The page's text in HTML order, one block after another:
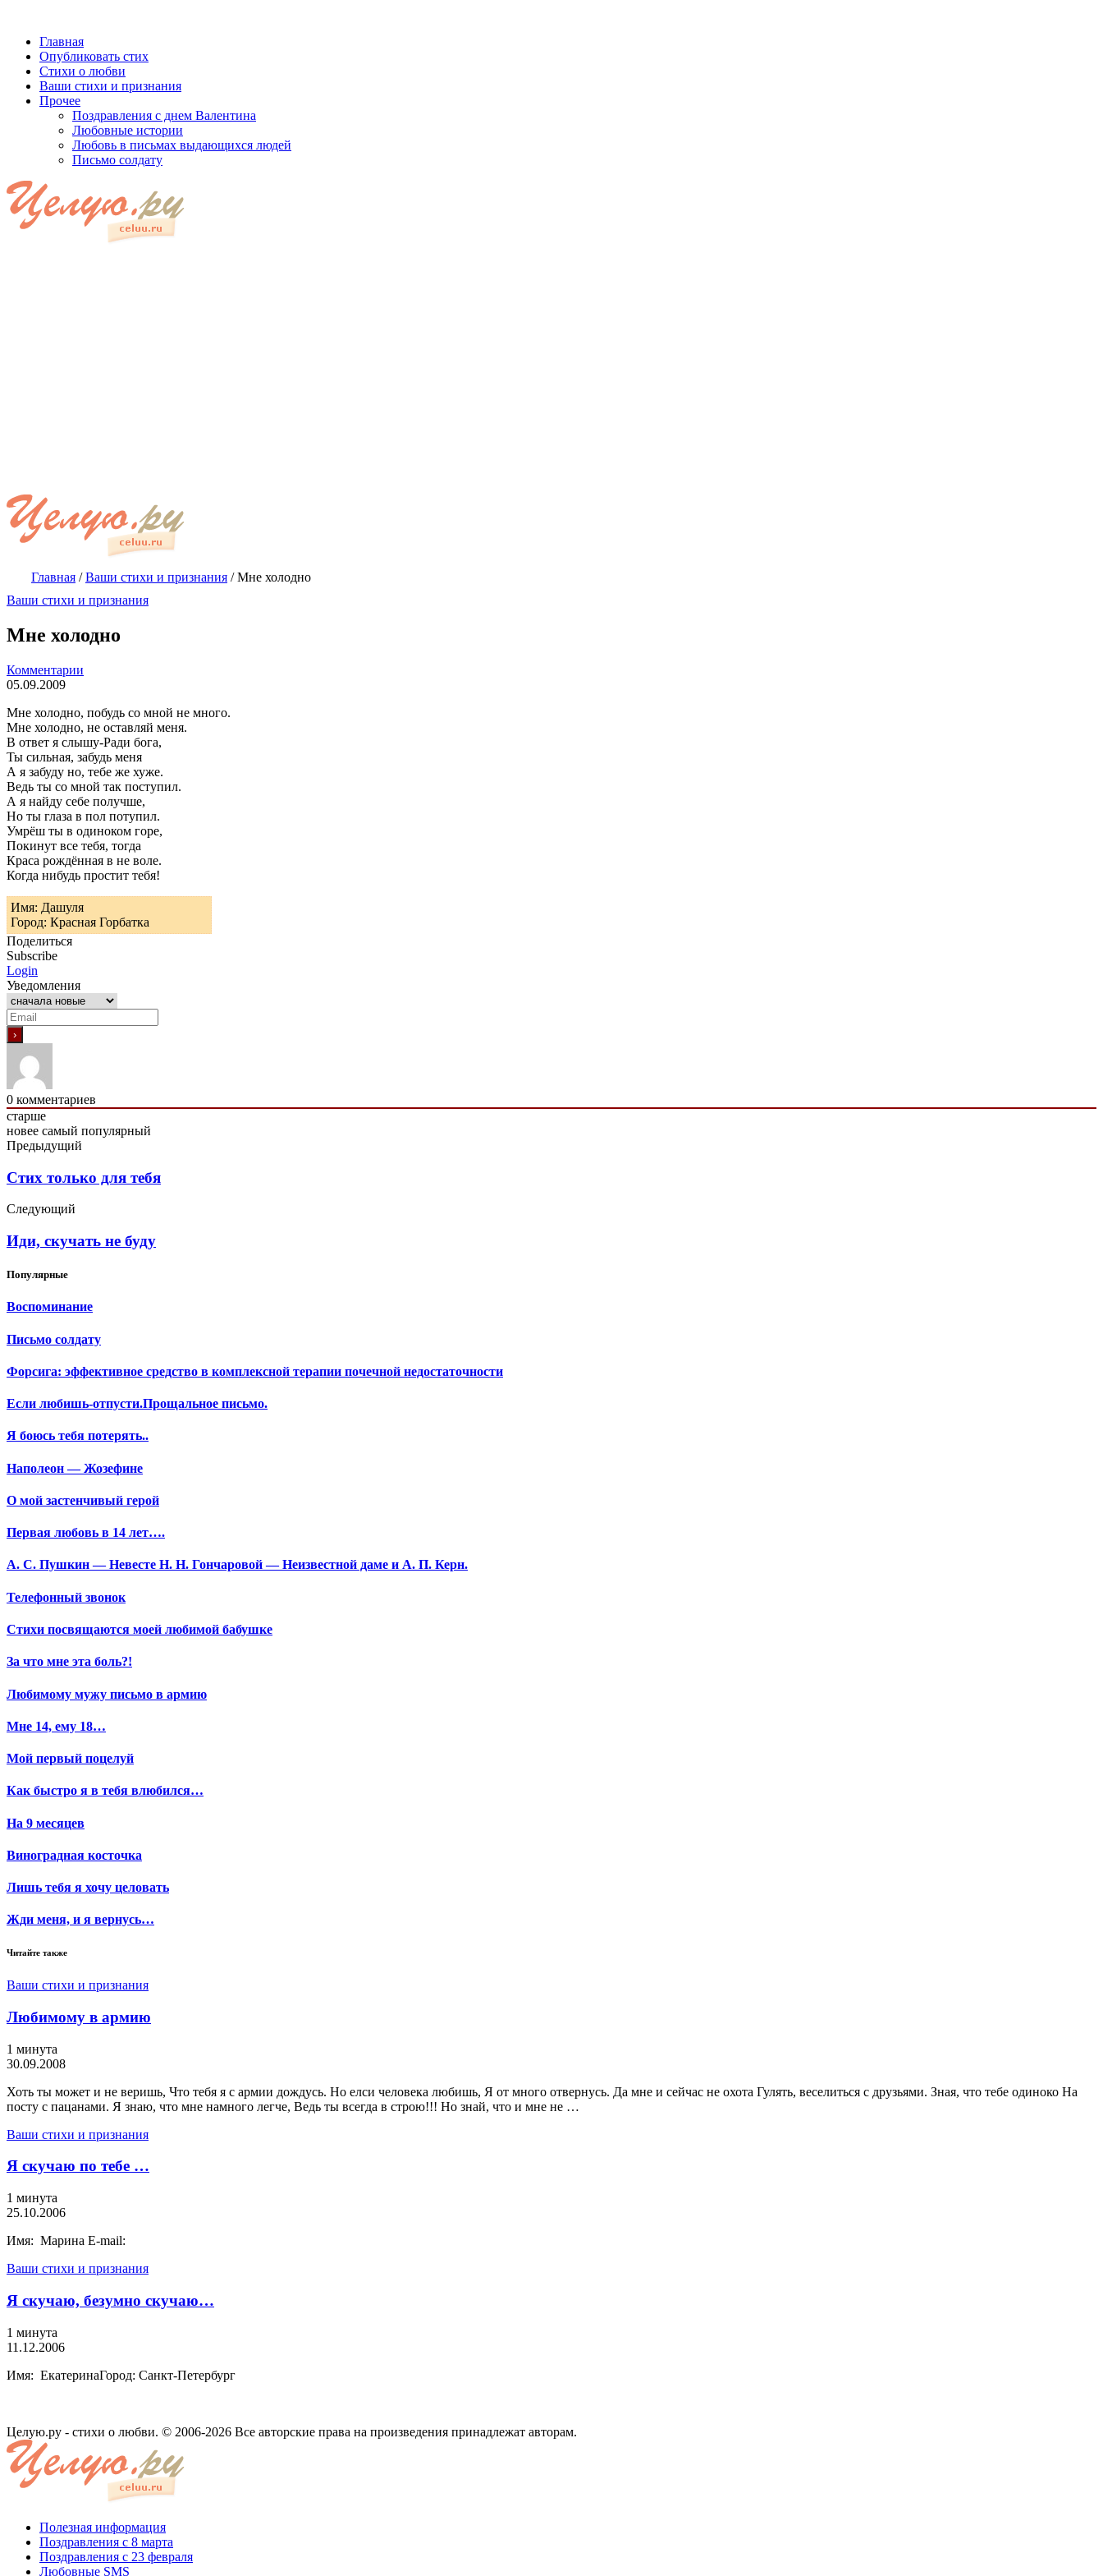
Главная
Опубликовать стих
Стихи о любви
Ваши стихи и признания
Прочее
Поздравления с днем Валентина
Любовные истории
Любовь в письмах выдающихся людей
Письмо солдату
Главная /Ваши стихи и признания /Мне холодно
Ваши стихи и признания
Мне холодно
Комментарии
05.09.2009
Мне холодно, побудь со мной не много.
Мне холодно, не оставляй меня.
В ответ я слышу-Ради бога,
Ты сильная, забудь меня
А я забуду но, тебе же хуже.
Ведь ты со мной так поступил.
А я найду себе получше,
Но ты глаза в пол потупил.
Умрёш ты в одиноком горе,
Покинут все тебя, тогда
Краса рождённая в не воле.
Когда нибудь простит тебя!
Имя: Дашуля
Город: Красная Горбатка
Поделиться
Subscribe
Login
Уведомления
0 комментариев
старше
новее самый популярный
Предыдущий
Стих только для тебя
Следующий
Иди, скучать не буду
Популярные
Воспоминание
Письмо солдату
Форсига: эффективное средство в комплексной терапии почечной недостаточности
Если любишь-отпусти.Прощальное письмо.
Я боюсь тебя потерять..
Наполеон — Жозефине
О мой застенчивый герой
Первая любовь в 14 лет….
А. С. Пушкин — Невесте Н. Н. Гончаровой — Неизвестной даме и А. П. Керн.
Телефонный звонок
Стихи посвящаются моей любимой бабушке
За что мне эта боль?!
Любимому мужу письмо в армию
Мне 14, ему 18…
Мой первый поцелуй
Как быстро я в тебя влюбился…
На 9 месяцев
Виноградная косточка
Лишь тебя я хочу целовать
Жди меня, и я вернусь…
Читайте также
Ваши стихи и признания
Любимому в армию
1 минута
30.09.2008
Хоть ты может и не веришь, Что тебя я с армии дождусь. Но елси человека любишь, Я от много отвернусь. Да мне и сейчас не охота Гулять, веселиться с друзьями. Зная, что тебе одиноко На
посту с пацанами. Я знаю, что мне намного легче, Ведь ты всегда в строю!!! Но знай, что и мне не …
Ваши стихи и признания
Я скучаю по тебе …
1 минута
25.10.2006
Имя: Марина E-mail:
Ваши стихи и признания
Я скучаю, безумно скучаю…
1 минута
11.12.2006
Имя: ЕкатеринаГород: Санкт-Петербург
Целую.ру - стихи о любви. © 2006-2026 Все авторские права на произведения принадлежат авторам.
Полезная информация
Поздравления с 8 марта
Поздравления с 23 февраля
Любовные SMS